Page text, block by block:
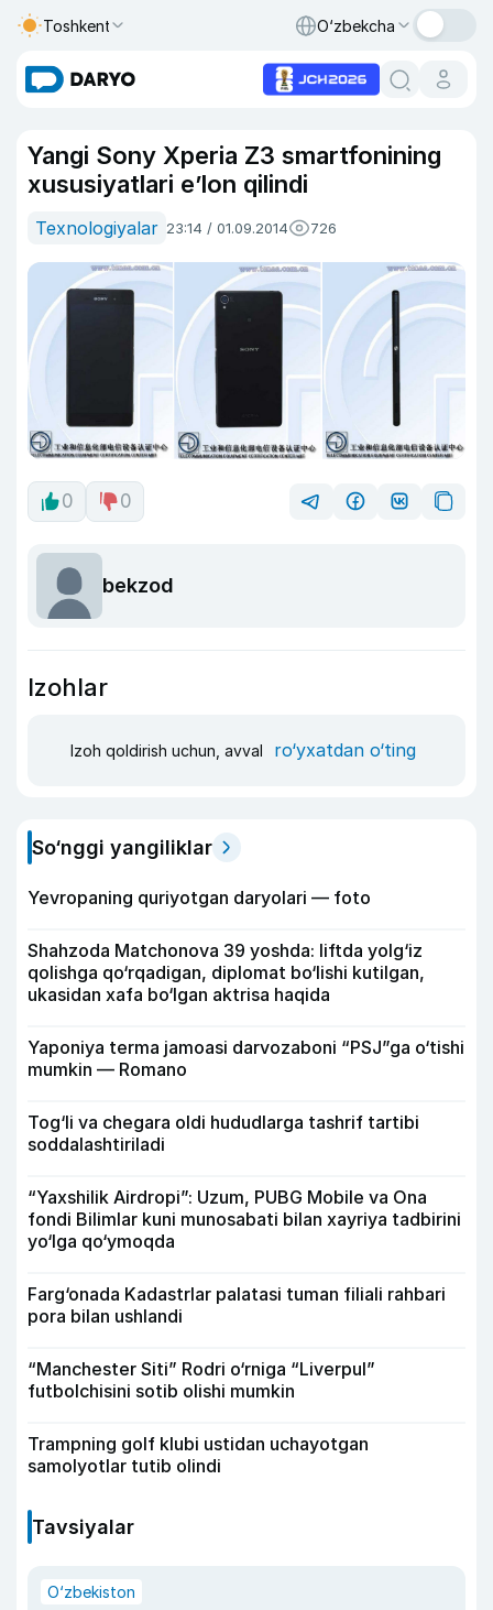
Toshkent O‘zbekcha
Yangi Sony Xperia Z3 smartfonining
xususiyatlari e’lon qilindi
Texnologiyalar 23:14 / 01.09.2014 726
0 0
bekzod
Izohlar
Izoh qoldirish uchun, avval ro‘yxatdan o‘ting
So‘nggi yangiliklar
Yevropaning quriyotgan daryolari — foto
Shahzoda Matchonova 39 yoshda: liftda yolg‘iz
qolishga qo‘rqadigan, diplomat bo‘lishi kutilgan,
ukasidan xafa bo‘lgan aktrisa haqida
Yaponiya terma jamoasi darvozaboni “PSJ”ga o‘tishi
mumkin — Romano
Tog‘li va chegara oldi hududlarga tashrif tartibi
soddalashtiriladi
“Yaxshilik Airdropi”: Uzum, PUBG Mobile va Ona
fondi Bilimlar kuni munosabati bilan xayriya tadbirini
yo‘lga qo‘ymoqda
Farg‘onada Kadastrlar palatasi tuman filiali rahbari
pora bilan ushlandi
“Manchester Siti” Rodri o‘rniga “Liverpul”
futbolchisini sotib olishi mumkin
Trampning golf klubi ustidan uchayotgan
samolyotlar tutib olindi
Tavsiyalar
O‘zbekiston